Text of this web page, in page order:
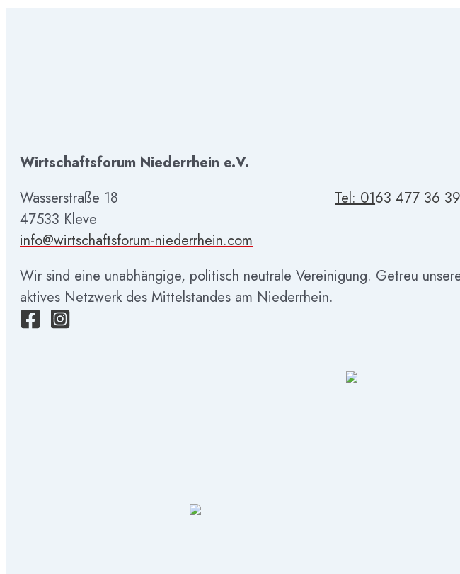
Wirtschaftsforum Niederrhein e.V.
Wasserstraße 18
47533 Kleve
Tel: 0163 477 36 39
info@wirtschaftsforum-niederrhein.com
Wir sind eine unabhängige, politisch neutrale Vereinigung. Getreu
aktives Netzwerk des Mittelstandes am Niederrhein.